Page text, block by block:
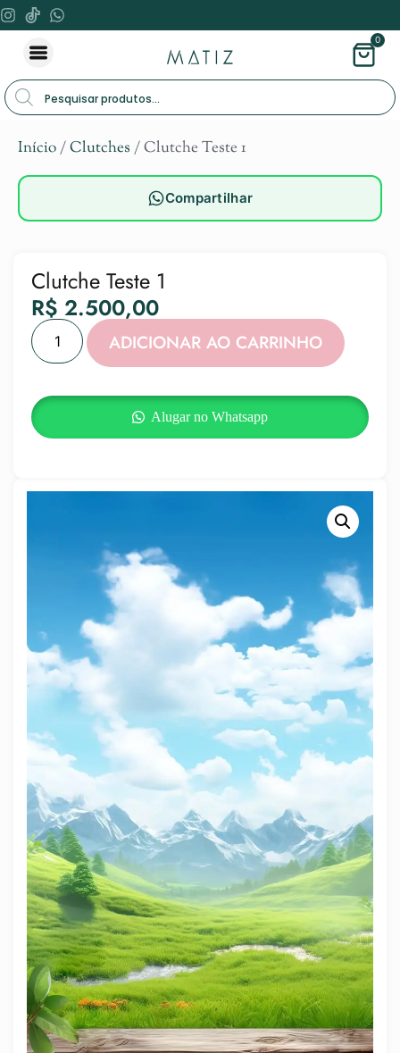
0
Início/Clutches / Clutche Teste 1
Compartilhar
Clutche Teste 1
R$ 2.500,00
ADICIONAR AO CARRINHO
Alugar no Whatsapp